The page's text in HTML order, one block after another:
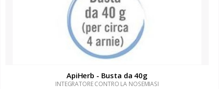
ApiHerb - Busta da 40g
INTEGRATORE CONTRO LA NOSEMIASI